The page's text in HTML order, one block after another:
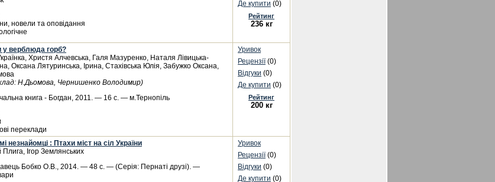
новели та оповідання
Де купити (0)
Рейтинг
236 кг
у верблюда горб?
Христя Алчевська, Галя Мазуренко, Наталя Лівицька-
Оксана Лятуринська, Ірина, Стахівська Юлія, Забужко Оксана,
Н.Дьомова, Чернишенко Володимир)
книга - Богдан, 2011. — 16 с. — м.Тернопіль
переклади
Уривок
Рецензії(0)
Відгуки (0)
Де купити (0)
Рейтинг
200 кг
незнайомці : Птахи міст на сіл України
Плига, Ігор Землянських
Бобко О.В., 2014. — 48 с. — (Серія: Пернаті друзі). —
Уривок
Рецензії(0)
Відгуки (0)
Де купити (0)